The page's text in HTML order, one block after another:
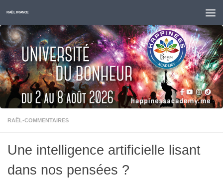
Skip to content
RAËL FRANCE
RAËL-COMMENTAIRES
Une intelligence artificielle lisant
dans nos pensées ?